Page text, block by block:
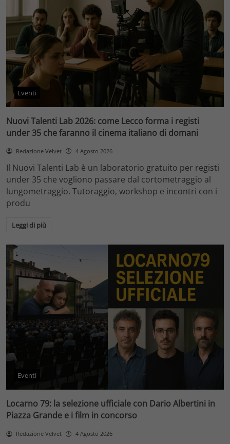
Eventi
Nuovi Talenti Lab 2026: come Lecco forma i registi
under 35 che faranno il cinema italiano di domani
Redazione Velvet 4 Agosto 2026
Il Nuovi Talenti Lab è un laboratorio gratuito per registi
under 35 che vogliono passare dal cortometraggio al
lungometraggio. Tutoraggio, workshop e incontri con i
produ
Leggi di più
Eventi
Locarno 79: la selezione ufficiale con Dario Albertini in
Piazza Grande e i film in concorso
Redazione Velvet 4 Agosto 2026